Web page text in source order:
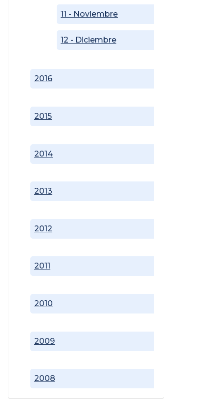
2008
2009
2010
2011
2012
2013
2014
2015
2016
11 - Noviembre
12 - Diciembre